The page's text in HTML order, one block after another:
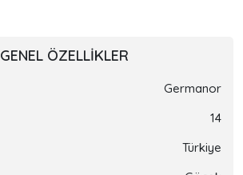
GENEL ÖZELLIKLER
Germanor
14
Türkiye